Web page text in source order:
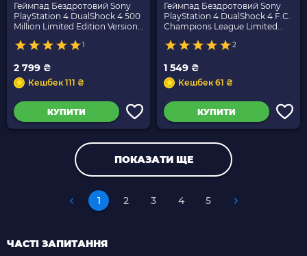
Геймпад Бездротовий Sony
PlayStation 4 DualShock 4 500
Million Limited Edition Version
1
2 799 ₴
Кешбек 111 ₴
КУПИТИ
Геймпад Бездротовий Sony
PlayStation 4 DualShock 4 F.C.
Champions League Limited
2
1 549 ₴
Кешбек 61 ₴
КУПИТИ
ПОКАЗАТИ ЩЕ
1 2 3 4 5
ЧАСТІ ЗАПИТАННЯ